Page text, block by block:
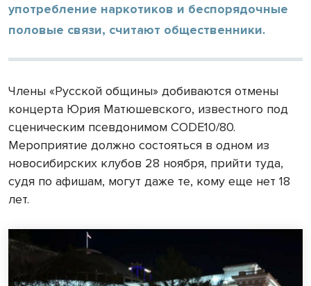
употребление наркотиков и беспорядочные
половые связи, считают общественники.
Члены «Русской общины» добиваются отмены
концерта Юрия Матюшевского, известного под
сценическим псевдонимом CODE10/80.
Мероприятие должно состояться в одном из
новосибирских клубов 28 ноября, прийти туда,
судя по афишам, могут даже те, кому еще нет 18
лет.